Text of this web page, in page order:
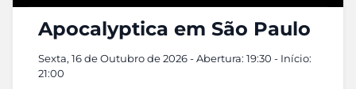
Apocalyptica em São Paulo
Sexta, 16 de Outubro de 2026 - Abertura: 19:30 - Início:
21:00